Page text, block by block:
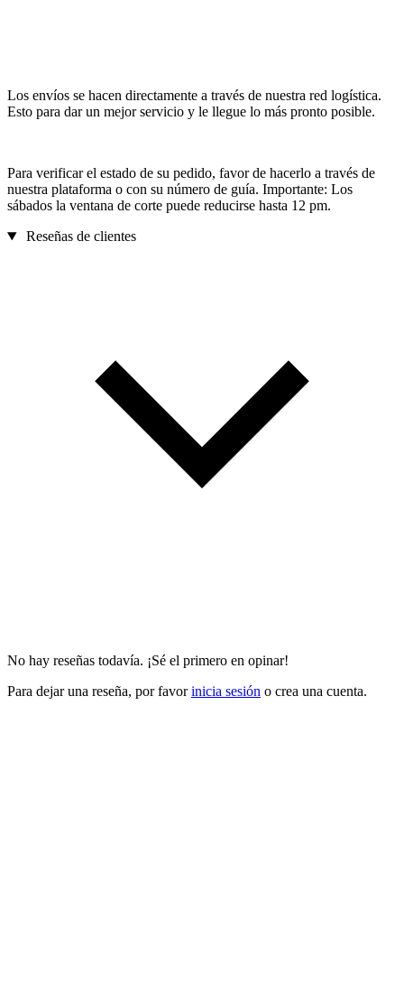
Los envíos se hacen directamente a través de nuestra red logística.
Esto para dar un mejor servicio y le llegue lo más pronto posible.
Para verificar el estado de su pedido, favor de hacerlo a través de
nuestra plataforma o con su número de guía. Importante: Los
sábados la ventana de corte puede reducirse hasta 12 pm.
Reseñas de clientes
No hay reseñas todavía. ¡Sé el primero en opinar!
Para dejar una reseña, por favorinicia sesión o crea una cuenta.